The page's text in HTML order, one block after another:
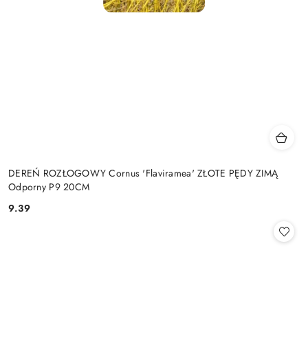
DEREŃ ROZŁOGOWY Cornus 'Flaviramea' ZŁOTE PĘDY ZIMĄ
Odporny P9 20CM
Cena:
9.39